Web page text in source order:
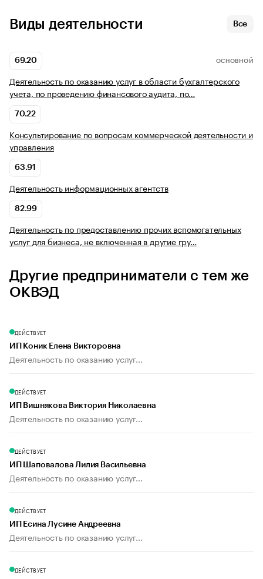
Виды деятельности Все
69.20 ОСНОВНОЙ
Деятельность по оказанию услуг в области бухгалтерского
учета, по проведению финансового аудита, по…
70.22
Консультирование по вопросам коммерческой деятельности и
управления
63.91
Деятельность информационных агентств
82.99
Деятельность по предоставлению прочих вспомогательных
услуг для бизнеса, не включенная в другие гру…
Другие предприниматели с тем же
ОКВЭД
ДЕЙСТВУЕТ
ИП Коник Елена Викторовна
Деятельность по оказанию услуг...
ДЕЙСТВУЕТ
ИП Вишнякова Виктория Николаевна
Деятельность по оказанию услуг...
ДЕЙСТВУЕТ
ИП Шаповалова Лилия Васильевна
Деятельность по оказанию услуг...
ДЕЙСТВУЕТ
ИП Есина Лусине Андреевна
Деятельность по оказанию услуг...
ДЕЙСТВУЕТ